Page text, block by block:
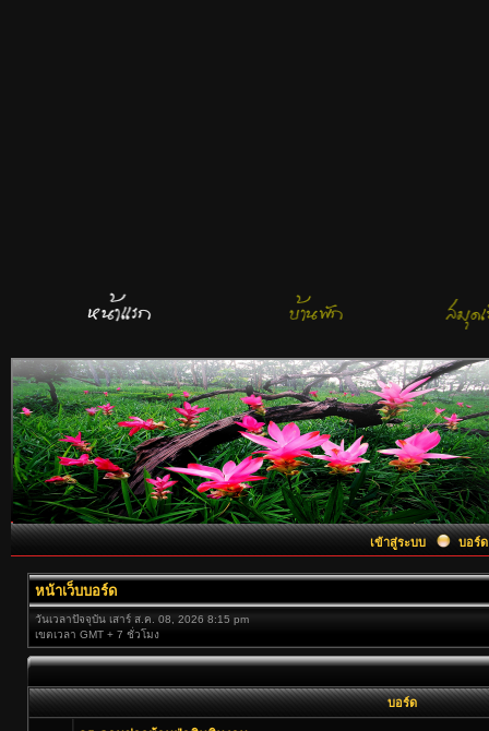
เข้าสู่ระบบ บอร์ด
หน้าเว็บบอร์ด
วันเวลาปัจจุบัน เสาร์ ส.ค. 08, 2026 8:15 pm
เขตเวลา GMT + 7 ชั่วโมง
บอร์ด